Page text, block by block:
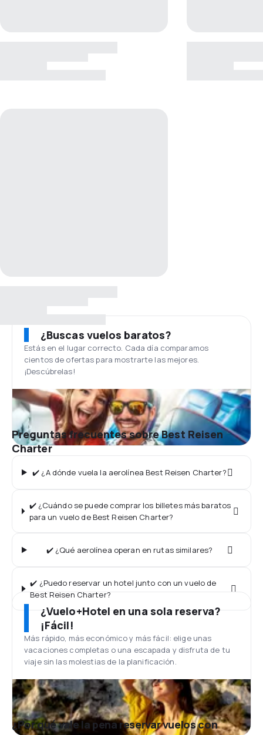
¿Buscas vuelos baratos?
Estás en el lugar correcto. Cada día comparamos
cientos de ofertas para mostrarte las mejores.
¡Descúbrelas!
Preguntas frecuentes sobre Best Reisen
Charter
✔️ ¿A dónde vuela la aerolínea Best Reisen Charter?
✔️ ¿Cuándo se puede comprar los billetes más baratos
para un vuelo de Best Reisen Charter?
✔️ ¿Qué aerolínea operan en rutas similares?
✔️ ¿Puedo reservar un hotel junto con un vuelo de
Best Reisen Charter?
¿Vuelo+Hotel en una sola reserva?
¡Fácil!
Más rápido, más económico y más fácil: elige unas
vacaciones completas o una escapada y disfruta de tu
viaje sin las molestias de la planificación.
¿Por qué vale la pena reservar vuelos con